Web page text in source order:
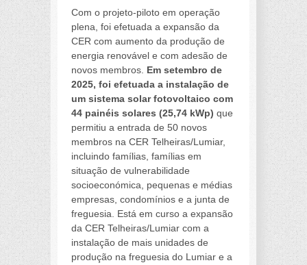
Com o projeto-piloto em operação
plena, foi efetuada a expansão da
CER com aumento da produção de
energia renovável e com adesão de
novos membros. Em setembro de
2025, foi efetuada a instalação de
um sistema solar fotovoltaico com
44 painéis solares (25,74 kWp) que
permitiu a entrada de 50 novos
membros na CER Telheiras/Lumiar,
incluindo famílias, famílias em
situação de vulnerabilidade
socioeconómica, pequenas e médias
empresas, condomínios e a junta de
freguesia. Está em curso a expansão
da CER Telheiras/Lumiar com a
instalação de mais unidades de
produção na freguesia do Lumiar e a